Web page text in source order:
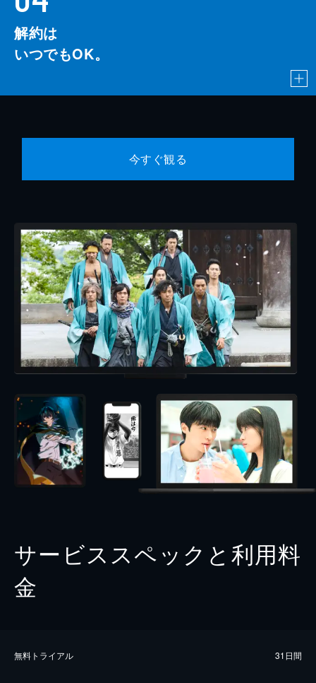
解約は
いつでもOK。
今すぐ観る
サービススペックと利用料
金
無料トライアル 31日間